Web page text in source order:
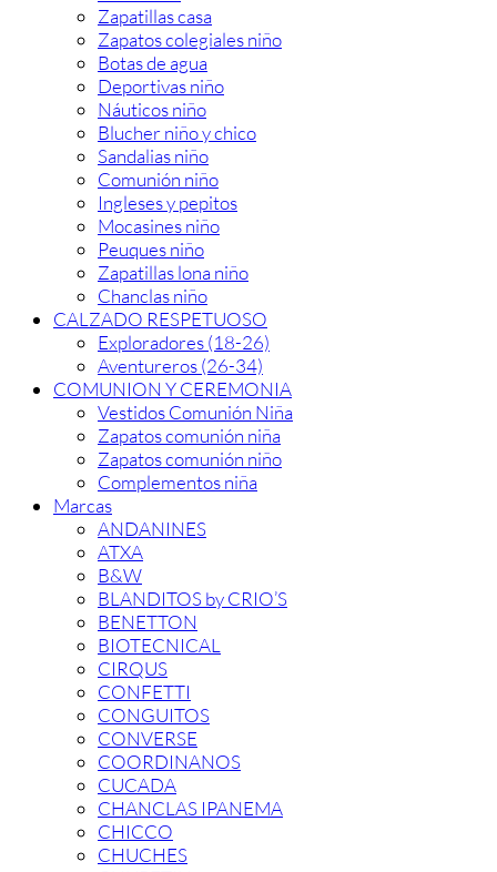
Zapatillas casa
Zapatos colegiales niño
Botas de agua
Deportivas niño
Náuticos niño
Blucher niño y chico
Sandalias niño
Comunión niño
Ingleses y pepitos
Mocasines niño
Peuques niño
Zapatillas lona niño
Chanclas niño
CALZADO RESPETUOSO
Exploradores (18-26)
Aventureros (26-34)
COMUNION Y CEREMONIA
Vestidos Comunión Niña
Zapatos comunión niña
Zapatos comunión niño
Complementos niña
Marcas
ANDANINES
ATXA
B&W
BLANDITOS by CRIO’S
BENETTON
BIOTECNICAL
CIRQUS
CONFETTI
CONGUITOS
CONVERSE
COORDINANOS
CUCADA
CHANCLAS IPANEMA
CHICCO
CHUCHES